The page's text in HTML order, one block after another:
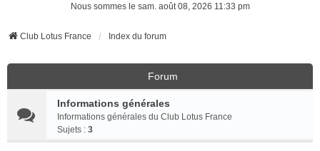
Nous sommes le sam. août 08, 2026 11:33 pm
Club Lotus France Index du forum
Forum
Informations générales
Informations générales du Club Lotus France
Sujets : 3